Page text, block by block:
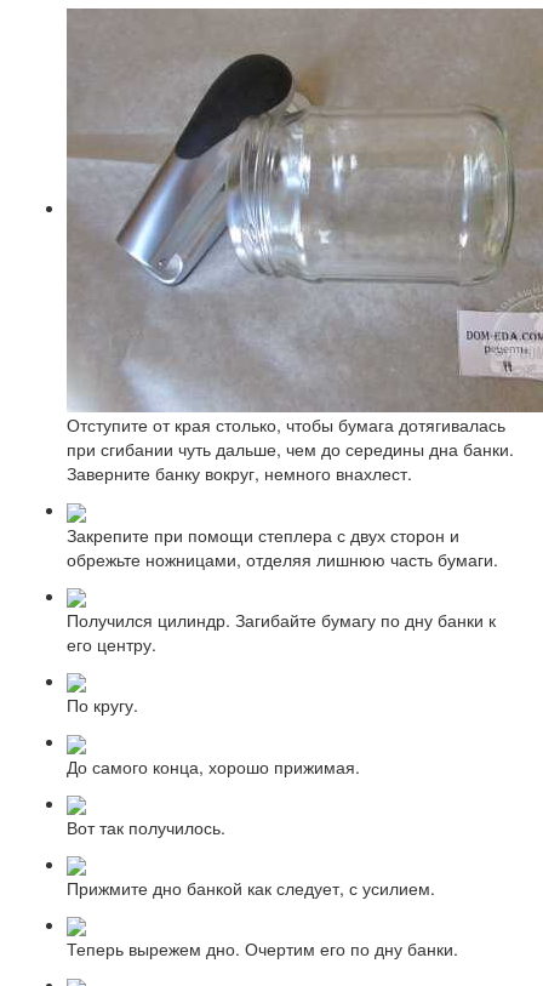
Отступите от края столько, чтобы бумага дотягивалась
при сгибании чуть дальше, чем до середины дна банки.
Заверните банку вокруг, немного внахлест.
Закрепите при помощи степлера с двух сторон и
обрежьте ножницами, отделяя лишнюю часть бумаги.
Получился цилиндр. Загибайте бумагу по дну банки к
его центру.
По кругу.
До самого конца, хорошо прижимая.
Вот так получилось.
Прижмите дно банкой как следует, с усилием.
Теперь вырежем дно. Очертим его по дну банки.